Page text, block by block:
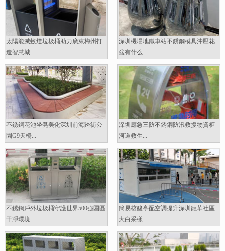
太陽能滅蚊燈垃圾桶助力廣東梅州打
造智慧城...
深圳機場地鐵車站不銹鋼模具沖壓花
盆有什么...
不銹鋼花池坐凳美化深圳前海跨街公
園G9天橋...
深圳應急三防不銹鋼防汛救援物資柜
河道救生...
不銹鋼戶外垃圾桶守護世界500強園區
干凈環境...
簡易核酸亭配空調提升深圳龍華社區
大白采樣...